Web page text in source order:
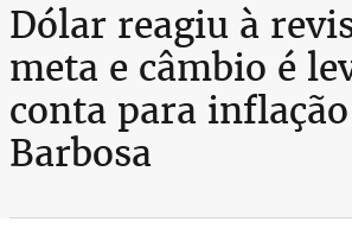
Dólar reagiu à
meta e câmbio é
conta para
Barbosa